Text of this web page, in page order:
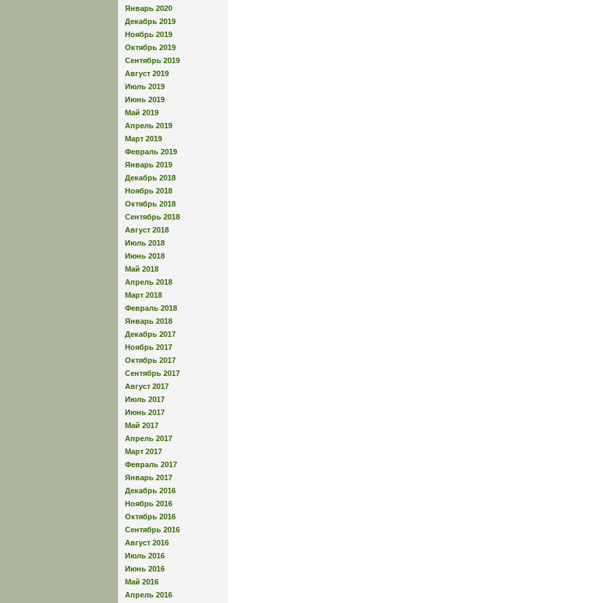
Январь 2020
Декабрь 2019
Ноябрь 2019
Октябрь 2019
Сентябрь 2019
Август 2019
Июль 2019
Июнь 2019
Май 2019
Апрель 2019
Март 2019
Февраль 2019
Январь 2019
Декабрь 2018
Ноябрь 2018
Октябрь 2018
Сентябрь 2018
Август 2018
Июль 2018
Июнь 2018
Май 2018
Апрель 2018
Март 2018
Февраль 2018
Январь 2018
Декабрь 2017
Ноябрь 2017
Октябрь 2017
Сентябрь 2017
Август 2017
Июль 2017
Июнь 2017
Май 2017
Апрель 2017
Март 2017
Февраль 2017
Январь 2017
Декабрь 2016
Ноябрь 2016
Октябрь 2016
Сентябрь 2016
Август 2016
Июль 2016
Июнь 2016
Май 2016
Апрель 2016